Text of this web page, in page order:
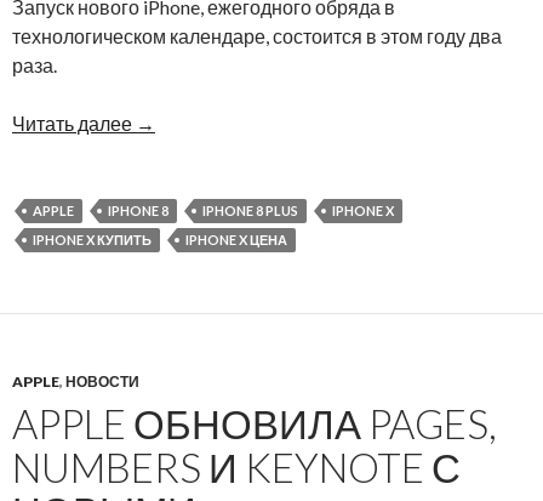
Запуск нового iPhone, ежегодного обряда в
технологическом календаре, состоится в этом году два
раза.
Читать далее →
APPLE IPHONE 8 IPHONE 8 PLUS
IPHONE X
IPHONE X КУПИТЬ
IPHONE X ЦЕНА
APPLE, НОВОСТИ
APPLE ОБНОВИЛА PAGES,
NUMBERS И KEYNOTE С